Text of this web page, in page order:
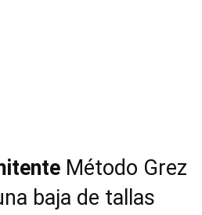
Método Grez
baja de tallas